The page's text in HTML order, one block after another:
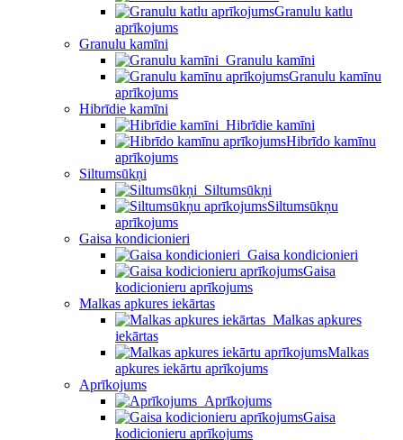
Granulu katlu
aprīkojums
Granulu kamīni
Granulu kamīni
Granulu kamīnu
aprīkojums
Hibrīdie kamīni
Hibrīdie kamīni
Hibrīdo kamīnu
aprīkojums
Siltumsūkņi
Siltumsūkņi
Siltumsūkņu
aprīkojums
Gaisa kondicionieri
Gaisa kondicionieri
Gaisa
kodicionieru aprīkojums
Malkas apkures iekārtas
Malkas apkures
iekārtas
Malkas
apkures iekārtu aprīkojums
Aprīkojums
Aprīkojums
Gaisa
kodicionieru aprīkojums